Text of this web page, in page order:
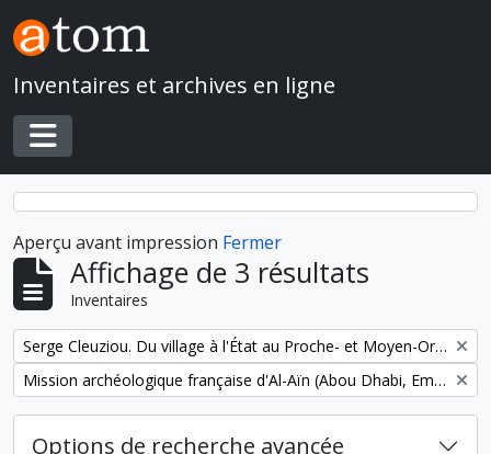
Skip to main content
Inventaires et archives en ligne
Toggle navigation
Aperçu avant impression Fermer
Affichage de 3 résultats
Inventaires
Remove filter:
Serge Cleuziou. Du village à l'État au Proche- et Moyen-Orient
Remove filter:
Mission archéologique française d'Al-Aïn (Abou Dhabi, Emirats arabes unis)
Options de recherche avancée